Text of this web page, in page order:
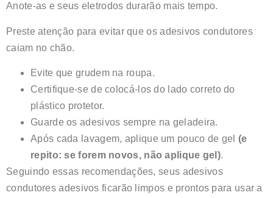
Anote-as e seus eletrodos durarão mais tempo.
Preste atenção para evitar que os adesivos condutores
caiam no chão.
Evite que grudem na roupa.
Certifique-se de colocá-los do lado correto do
plástico protetor.
Guarde os adesivos sempre na geladeira.
Após cada lavagem, aplique um pouco de gel (e
repito: se forem novos, não aplique gel).
Seguindo essas recomendações, seus adesivos
condutores adesivos ficarão limpos e prontos para usar a